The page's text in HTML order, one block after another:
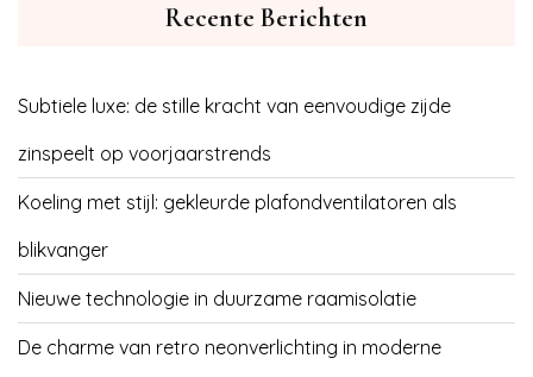
Recente Berichten
Subtiele luxe: de stille kracht van eenvoudige zijde
zinspeelt op voorjaarstrends
Koeling met stijl: gekleurde plafondventilatoren als
blikvanger
Nieuwe technologie in duurzame raamisolatie
De charme van retro neonverlichting in moderne